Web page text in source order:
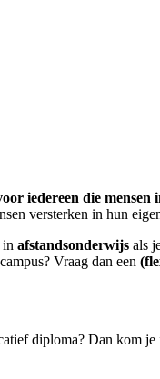
iedereen die mensen
versterken in hun
in afstandsonderwijs als
Vraag dan een
diploma? Dan kom